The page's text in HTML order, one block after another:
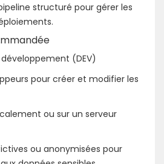
structuré pour gérer les
(DEV)
pour créer et modifier les
ou sur un serveur
ou anonymisées pour